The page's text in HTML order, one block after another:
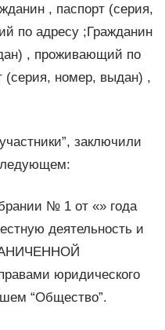
, паспорт (серия,
по адресу ;Гражданин
, проживающий по
(серия, номер, выдан) ,
заключили
№ 1 от «» года
деятельность и
юридического
“Общество”.